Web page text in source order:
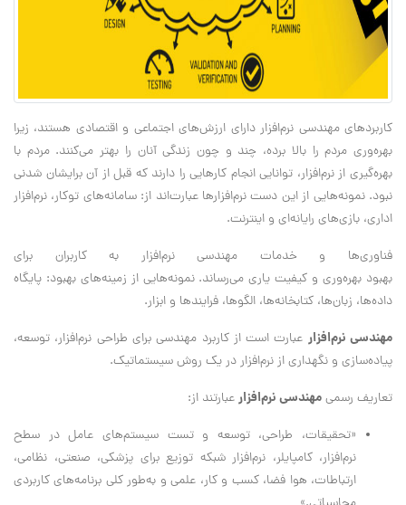
کاربردهای مهندسی نرم‌افزار دارای ارزش‌های اجتماعی و اقتصادی هستند، زیرا
بهره‌وری مردم را بالا برده، چند و چون زندگی آنان را بهتر می‌کنند. مردم با
بهره‌گیری از نرم‌افزار، توانایی انجام کارهایی را دارند که قبل از آن برایشان شدنی
نبود. نمونه‌هایی از این دست نرم‌افزارها عبارت‌اند از: سامانه‌های توکار، نرم‌افزار
اداری، بازی‌های رایانه‌ای و اینترنت.
فناوری‌ها و خدمات مهندسی نرم‌افزار به کاربران برای
بهبود بهره‌وری و کیفیت یاری می‌رساند. نمونه‌هایی از زمینه‌های بهبود: پایگاه
داده‌ها، زبان‌ها، کتابخانه‌ها، الگوها، فرایندها و ابزار.
مهندسی نرم‌افزار عبارت است از کاربرد مهندسی برای طراحی نرم‌افزار، توسعه،
پیاده‌سازی و نگهداری از نرم‌افزار در یک روش سیستماتیک.
تعاریف رسمیمهندسی نرم‌افزارعبارتند از:
«تحقیقات، طراحی، توسعه و تست سیستم‌های عامل در سطح
نرم‌افزار، کامپایلر، نرم‌افزار شبکه توزیع برای پزشکی، صنعتی، نظامی،
ارتباطات، هوا فضا، کسب و کار، علمی و به‌طور کلی برنامه‌های کاربردی